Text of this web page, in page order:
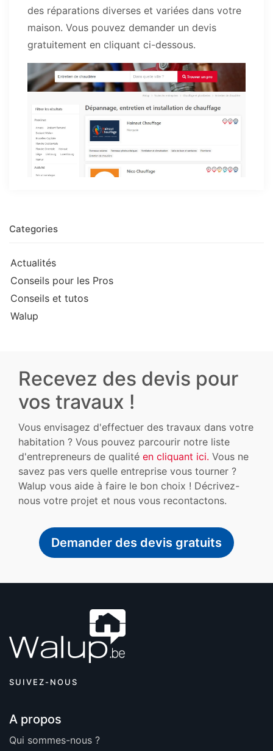
des réparations diverses et variées dans votre
maison. Vous pouvez demander un devis
gratuitement en cliquant ci-dessous.
Categories
Actualités
Conseils pour les Pros
Conseils et tutos
Walup
Recevez des devis pour
vos travaux !
Vous envisagez d'effectuer des travaux dans votre
habitation ? Vous pouvez parcourir notre liste
d'entrepreneurs de qualité en cliquant ici. Vous ne
savez pas vers quelle entreprise vous tourner ?
Walup vous aide à faire le bon choix ! Décrivez-
nous votre projet et nous vous recontactons.
Demander des devis gratuits
SUIVEZ-NOUS
A propos
Qui sommes-nous ?